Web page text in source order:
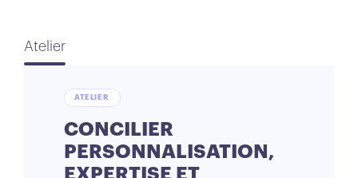
Atelier
ATELIER
CONCILIER
PERSONNALISATION,